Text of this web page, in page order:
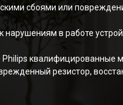
сбоями или
в работе
квалифицированные
резистор,